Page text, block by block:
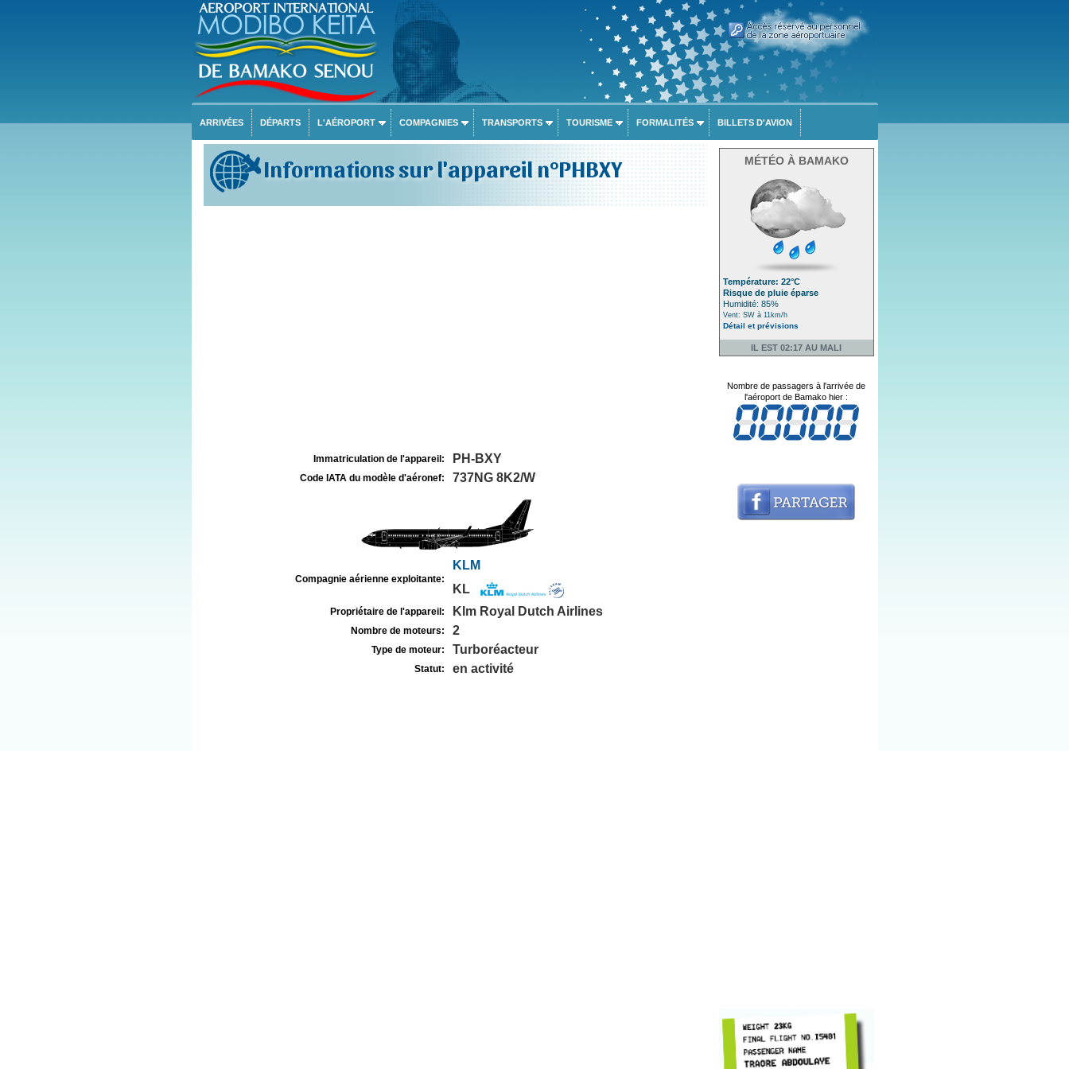
ARRIVÉES DÉPARTS L'AÉROPORT COMPAGNIES TRANSPORTS TOURISME FORMALITÉS BILLETS D'AVION
Informations sur l'appareil n°PHBXY
Immatriculation de l'appareil: PH-BXY
Code IATA du modèle d'aéronef: 737NG 8K2/W
Compagnie aérienne exploitante:
KLM
KL
Propriétaire de l'appareil: Klm Royal Dutch Airlines
Nombre de moteurs: 2
Type de moteur: Turboréacteur
Statut: en activité
MÉTÉO À BAMAKO
Température: 22°C
Risque de pluie éparse
Humidité: 85%
Vent: SW à 11km/h
Détail et prévisions
IL EST 02:17 AU MALI
Nombre de passagers à l'arrivée de
l'aéroport de Bamako hier :